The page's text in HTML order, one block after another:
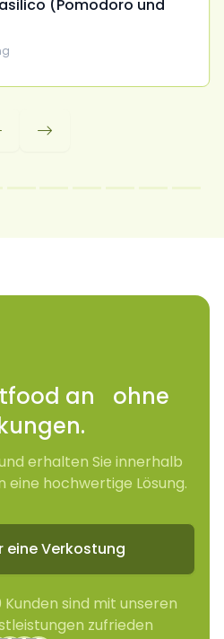
(Pomodoro und

an ohne
erhalten Sie innerhalb
eine hochwertige Lösung.
eine Verkostung
Kunden sind mit unseren
zufrieden